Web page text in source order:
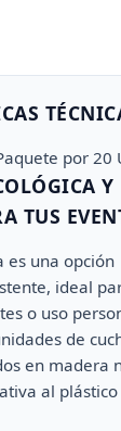
por 20
Y
TUS
es una opción
ideal
o uso
de
en madera
al